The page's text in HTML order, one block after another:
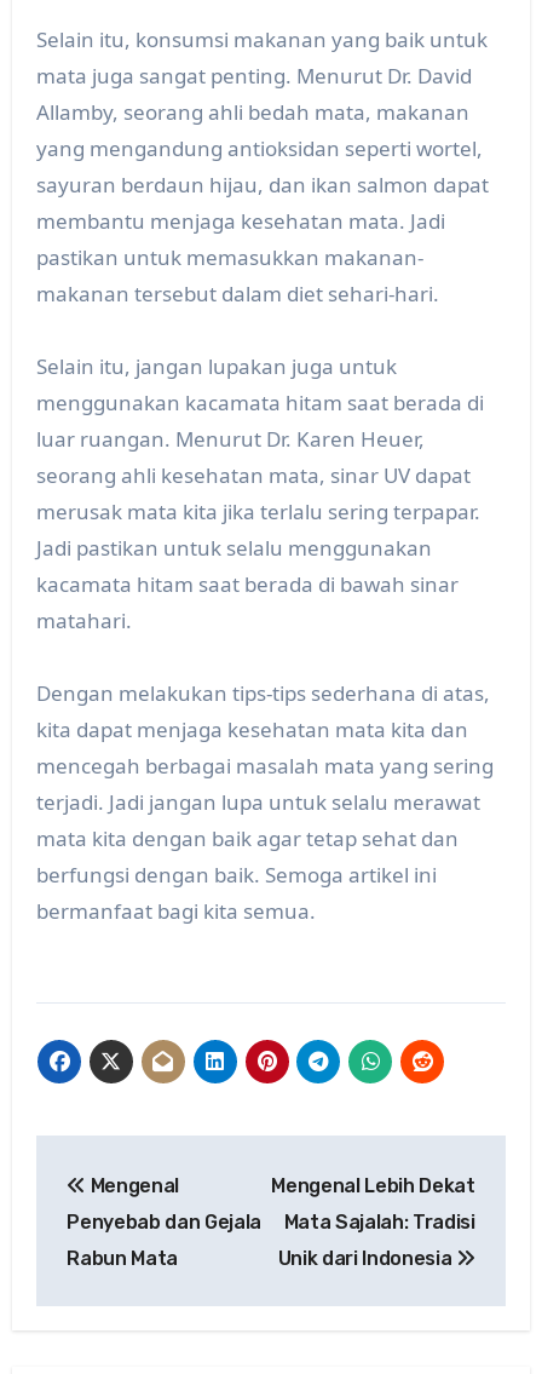
Selain itu, konsumsi makanan yang baik untuk
mata juga sangat penting. Menurut Dr. David
Allamby, seorang ahli bedah mata, makanan
yang mengandung antioksidan seperti wortel,
sayuran berdaun hijau, dan ikan salmon dapat
membantu menjaga kesehatan mata. Jadi
pastikan untuk memasukkan makanan-
makanan tersebut dalam diet sehari-hari.
Selain itu, jangan lupakan juga untuk
menggunakan kacamata hitam saat berada di
luar ruangan. Menurut Dr. Karen Heuer,
seorang ahli kesehatan mata, sinar UV dapat
merusak mata kita jika terlalu sering terpapar.
Jadi pastikan untuk selalu menggunakan
kacamata hitam saat berada di bawah sinar
matahari.
Dengan melakukan tips-tips sederhana di atas,
kita dapat menjaga kesehatan mata kita dan
mencegah berbagai masalah mata yang sering
terjadi. Jadi jangan lupa untuk selalu merawat
mata kita dengan baik agar tetap sehat dan
berfungsi dengan baik. Semoga artikel ini
bermanfaat bagi kita semua.
navigation
Mengenal
Penyebab dan Gejala
Rabun Mata
Mengenal Lebih Dekat
Mata Sajalah: Tradisi
Unik dari Indonesia